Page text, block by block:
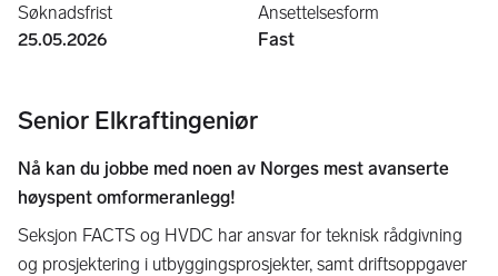
Søknadsfrist
25.05.2026
Ansettelsesform
Fast
Senior Elkraftingeniør
Nå kan du jobbe med noen av Norges mest avanserte
høyspent omformeranlegg!
Seksjon FACTS og HVDC har ansvar for teknisk rådgivning
og prosjektering i utbyggingsprosjekter, samt driftsoppgaver